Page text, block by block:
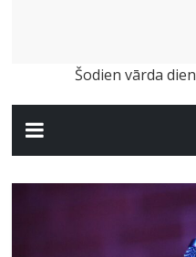
Šodien vārda